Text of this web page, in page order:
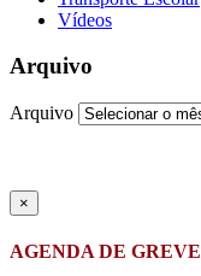
Vídeos
Arquivo
Arquivo
×
AGENDA DE GREVE